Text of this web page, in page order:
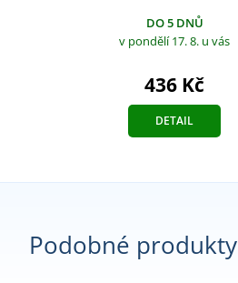
DO 5 DNŮ
v pondělí 17. 8. u vás
436 Kč
DETAIL
Podobné produkty